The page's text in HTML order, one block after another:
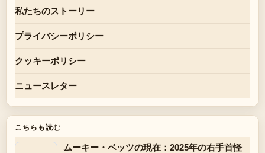
私たちのストーリー
プライバシーポリシー
クッキーポリシー
ニュースレター
こちらも読む
ムーキー・ベッツの現在：2025年の右手首怪